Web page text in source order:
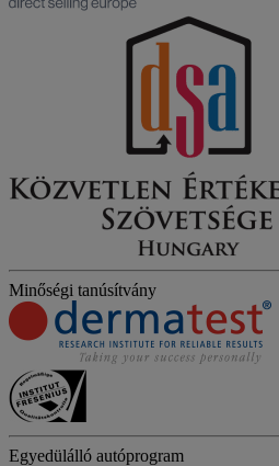
Minőségi tanúsítvány
Egyedülálló autóprogram